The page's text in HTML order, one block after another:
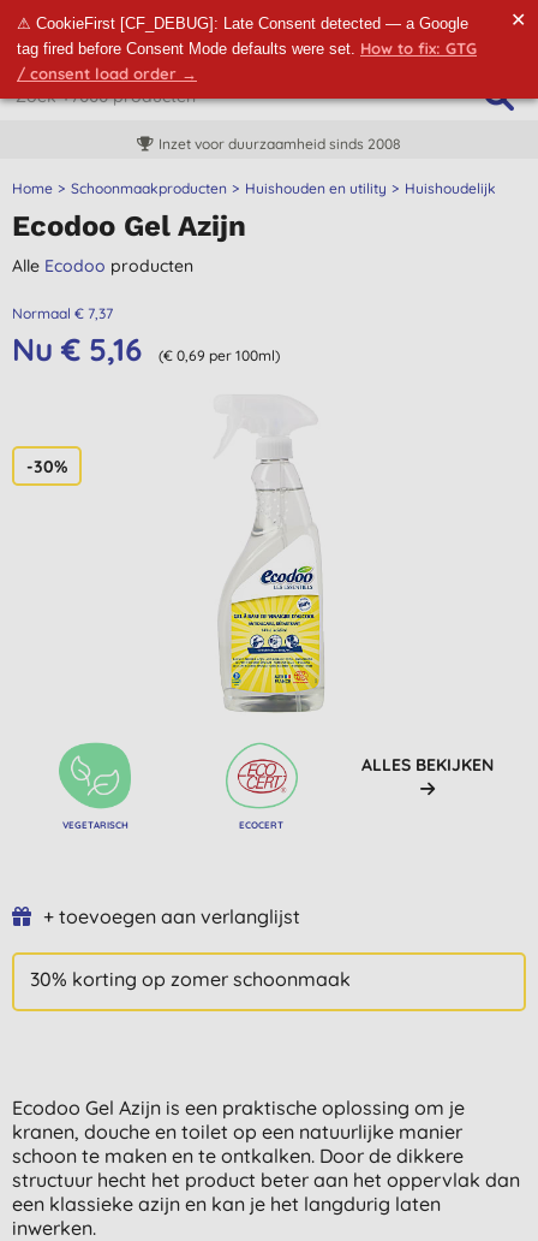
⚠ CookieFirst [CF_DEBUG]: Late Consent detected — a Google
tag fired before Consent Mode defaults were set. How to fix: GTG
/ consent load order →
✕
Inzet voor duurzaamheid sinds 2008
Home Schoonmaakproducten Huishouden en utility Huishoudelijk
Ecodoo Gel Azijn
Alle Ecodoo producten
Normaal € 7,37
Nu € 5,16 (€ 0,69 per 100ml)
-30%
VEGETARISCH ECOCERT
ALLES BEKIJKEN
+ toevoegen aan verlanglijst
30% korting op zomer schoonmaak
Ecodoo Gel Azijn is een praktische oplossing om je
kranen, douche en toilet op een natuurlijke manier
schoon te maken en te ontkalken. Door de dikkere
structuur hecht het product beter aan het oppervlak dan
een klassieke azijn en kan je het langdurig laten
inwerken.